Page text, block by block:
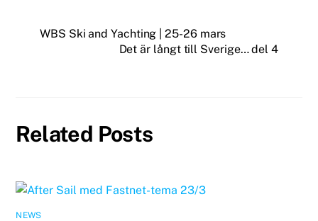
WBS Ski and Yachting | 25-26 mars
Det är långt till Sverige… del 4
Related Posts
NEWS